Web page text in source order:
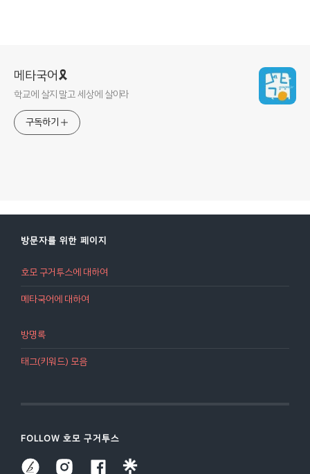
메타국어🎗
학교에 살지 말고 세상에 살아라
구독하기
방문자를 위한 페이지
호모 구거투스에 대하여
메타국어에 대하여
방명록
태그(키워드) 모음
FOLLOW 호모 구거투스